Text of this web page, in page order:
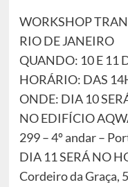
WORKSHOP
RIO DE JANEIRO
QUANDO: 10 E 11
HORÁRIO: DAS
ONDE: DIA 10
NO EDIFÍCIO
299 – 4º andar –
DIA 11 SERÁ NO
Cordeiro da Graça,